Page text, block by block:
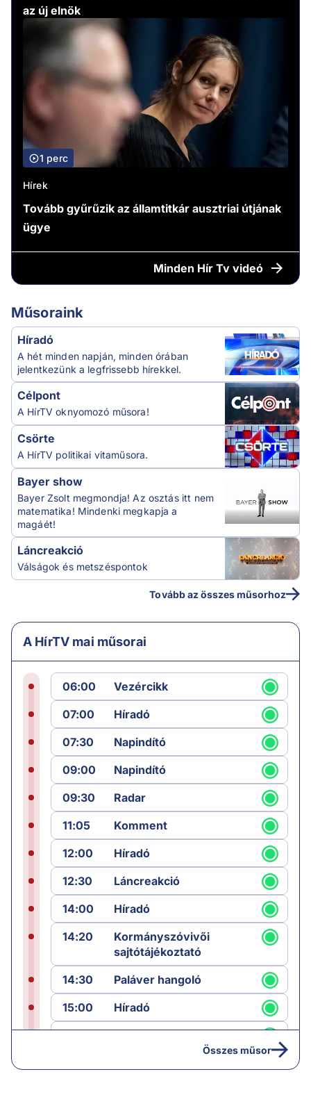
az új elnök
1 perc
Hírek
Tovább gyűrűzik az államtitkár ausztriai útjának
ügye
Minden Hír Tv videó
Műsoraink
Híradó
A hét minden napján, minden órában
jelentkezünk a legfrissebb hírekkel.
Célpont
A HírTV oknyomozó műsora!
Csörte
A HírTV politikai vitaműsora.
Bayer show
Bayer Zsolt megmondja! Az osztás itt nem
matematika! Mindenki megkapja a
magáét!
Láncreakció
Válságok és metszéspontok
Tovább az összes műsorhoz
A HírTV mai műsorai
06:00
Vezércikk
07:00
Híradó
07:30
Napindító
09:00
Napindító
09:30
Radar
11:05
Komment
12:00
Híradó
12:30
Láncreakció
14:00
Híradó
14:20
Kormányszóvivői
sajtótájékoztató
14:30
Paláver hangoló
15:00
Híradó
Összes műsor